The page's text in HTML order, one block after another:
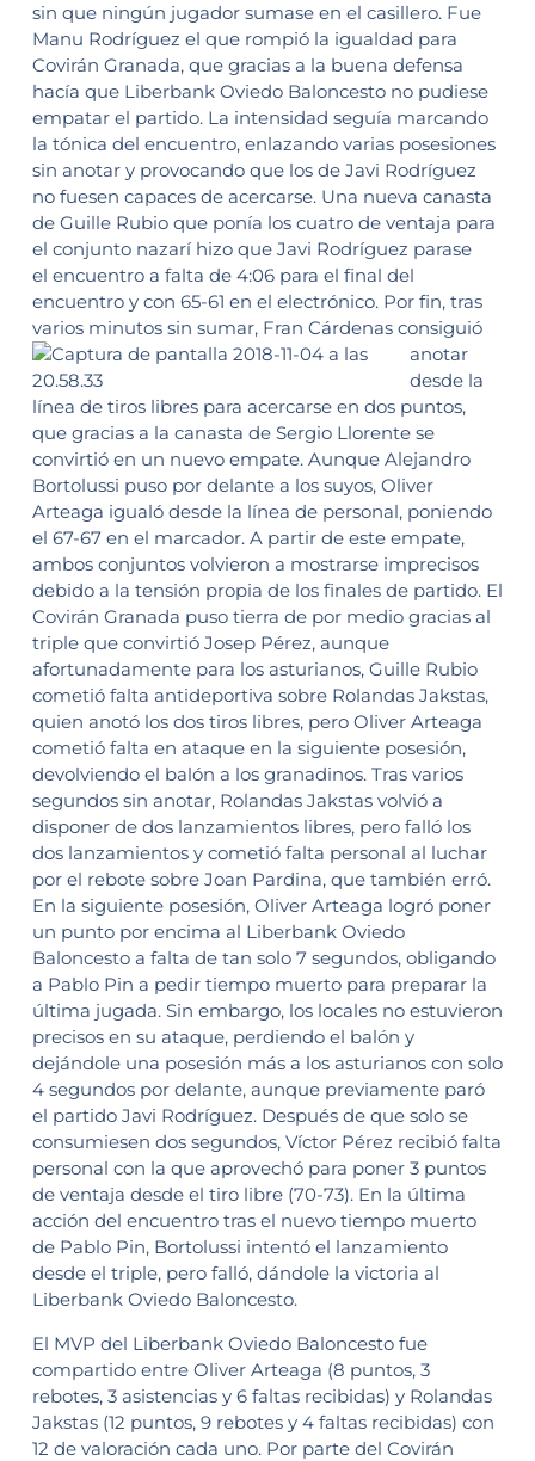
sin que ningún jugador sumase en el casillero. Fue
Manu Rodríguez el que rompió la igualdad para
Covirán Granada, que gracias a la buena defensa
hacía que Liberbank Oviedo Baloncesto no pudiese
empatar el partido. La intensidad seguía marcando
la tónica del encuentro, enlazando varias posesiones
sin anotar y provocando que los de Javi Rodríguez
no fuesen capaces de acercarse. Una nueva canasta
de Guille Rubio que ponía los cuatro de ventaja para
el conjunto nazarí hizo que Javi Rodríguez parase
el encuentro a falta de 4:06 para el final del
encuentro y con 65-61 en el electrónico. Por fin, tras
varios minutos sin sumar, Fran Cárdenas consiguió
anotar
desde la
línea de tiros libres para acercarse en dos puntos,
que gracias a la canasta de Sergio Llorente se
convirtió en un nuevo empate. Aunque Alejandro
Bortolussi puso por delante a los suyos, Oliver
Arteaga igualó desde la línea de personal, poniendo
el 67-67 en el marcador. A partir de este empate,
ambos conjuntos volvieron a mostrarse imprecisos
debido a la tensión propia de los finales de partido. El
Covirán Granada puso tierra de por medio gracias al
triple que convirtió Josep Pérez, aunque
afortunadamente para los asturianos, Guille Rubio
cometió falta antideportiva sobre Rolandas Jakstas,
quien anotó los dos tiros libres, pero Oliver Arteaga
cometió falta en ataque en la siguiente posesión,
devolviendo el balón a los granadinos. Tras varios
segundos sin anotar, Rolandas Jakstas volvió a
disponer de dos lanzamientos libres, pero falló los
dos lanzamientos y cometió falta personal al luchar
por el rebote sobre Joan Pardina, que también erró.
En la siguiente posesión, Oliver Arteaga logró poner
un punto por encima al Liberbank Oviedo
Baloncesto a falta de tan solo 7 segundos, obligando
a Pablo Pin a pedir tiempo muerto para preparar la
última jugada. Sin embargo, los locales no estuvieron
precisos en su ataque, perdiendo el balón y
dejándole una posesión más a los asturianos con solo
4 segundos por delante, aunque previamente paró
el partido Javi Rodríguez. Después de que solo se
consumiesen dos segundos, Víctor Pérez recibió falta
personal con la que aprovechó para poner 3 puntos
de ventaja desde el tiro libre (70-73). En la última
acción del encuentro tras el nuevo tiempo muerto
de Pablo Pin, Bortolussi intentó el lanzamiento
desde el triple, pero falló, dándole la victoria al
Liberbank Oviedo Baloncesto.
El MVP del Liberbank Oviedo Baloncesto fue
compartido entre Oliver Arteaga (8 puntos, 3
rebotes, 3 asistencias y 6 faltas recibidas) y Rolandas
Jakstas (12 puntos, 9 rebotes y 4 faltas recibidas) con
12 de valoración cada uno. Por parte del Covirán